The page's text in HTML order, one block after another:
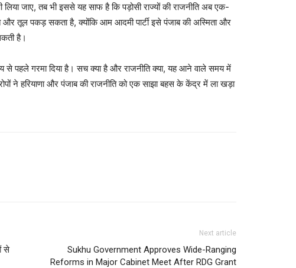
NOW
लिया जाए, तब भी इससे यह साफ है कि पड़ोसी राज्यों की राजनीति अब एक-
और तूल पकड़ सकता है, क्योंकि आम आदमी पार्टी इसे पंजाब की अस्मिता और
है।
से पहले गरमा दिया है। सच क्या है और राजनीति क्या, यह आने वाले समय में
ने हरियाणा और पंजाब की राजनीति को एक साझा बहस के केंद्र में ला खड़ा
से
Next article
Sukhu Government Approves Wide-Ranging
Reforms in Major Cabinet Meet After RDG Grant